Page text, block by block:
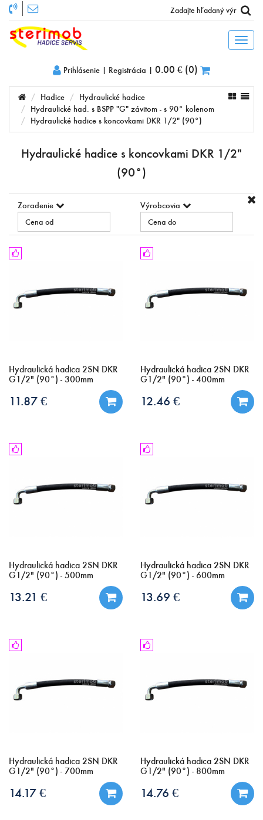
Prihlásenie | Registrácia | 0.00 € (0)
Hadice
Hydraulické hadice
Hydraulické had. s BSPP "G" závitom - s 90° kolenom
Hydraulické hadice s koncovkami DKR 1/2" (90°)
Hydraulické hadice s koncovkami DKR 1/2"
(90°)
Zoradenie Výrobcovia
Hydraulická hadica 2SN DKR
G1/2" (90°) - 300mm
11.87 €
Hydraulická hadica 2SN DKR
G1/2" (90°) - 400mm
12.46 €
Hydraulická hadica 2SN DKR
G1/2" (90°) - 500mm
13.21 €
Hydraulická hadica 2SN DKR
G1/2" (90°) - 600mm
13.69 €
Hydraulická hadica 2SN DKR
G1/2" (90°) - 700mm
14.17 €
Hydraulická hadica 2SN DKR
G1/2" (90°) - 800mm
14.76 €